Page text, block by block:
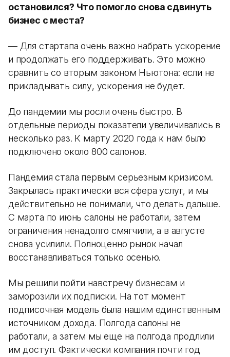
остановился? Что помогло снова сдвинуть
бизнес с места?
— Для стартапа очень важно набрать ускорение
и продолжать его поддерживать. Это можно
сравнить со вторым законом Ньютона: если не
прикладывать силу, ускорения не будет.
До пандемии мы росли очень быстро. В
отдельные периоды показатели увеличивались в
несколько раз. К марту 2020 года к нам было
подключено около 800 салонов.
Пандемия стала первым серьезным кризисом.
Закрылась практически вся сфера услуг, и мы
действительно не понимали, что делать дальше.
С марта по июнь салоны не работали, затем
ограничения ненадолго смягчили, а в августе
снова усилили. Полноценно рынок начал
восстанавливаться только осенью.
Мы решили пойти навстречу бизнесам и
заморозили их подписки. На тот момент
подписочная модель была нашим единственным
источником дохода. Полгода салоны не
работали, а затем мы еще на полгода продлили
им доступ. Фактически компания почти год